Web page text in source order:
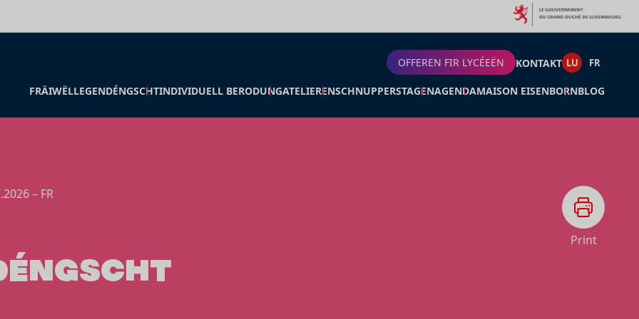
OFFEREN FIR LYCÉEËN KONTAKT LU FR
FRÄIWËLLEGENDÉNGSCHTINDIVIDUELL BERODUNGATELIERENSCHNUPPERSTAGENAGENDAMAISON EISENBORNBLOG
– FR
Print